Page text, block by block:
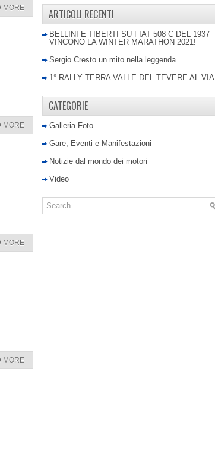
MORE
MORE
MORE
MORE
ARTICOLI RECENTI
BELLINI E TIBERTI SU FIAT 508 C DEL 1937
VINCONO LA WINTER MARATHON 2021!
Sergio Cresto un mito nella leggenda
1° RALLY TERRA VALLE DEL TEVERE AL VIA
CATEGORIE
Galleria Foto
Gare, Eventi e Manifestazioni
Notizie dal mondo dei motori
Video